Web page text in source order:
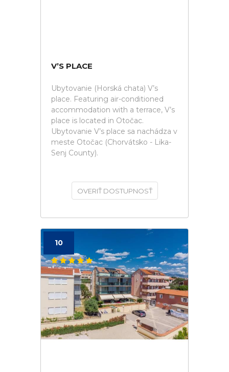
V’S PLACE
Ubytovanie (Horská chata) V’s
place. Featuring air-conditioned
accommodation with a terrace, V’s
place is located in Otočac.
Ubytovanie V’s place sa nachádza v
meste Otočac (Chorvátsko - Lika-
Senj County).
OVERIŤ DOSTUPNOSŤ
10